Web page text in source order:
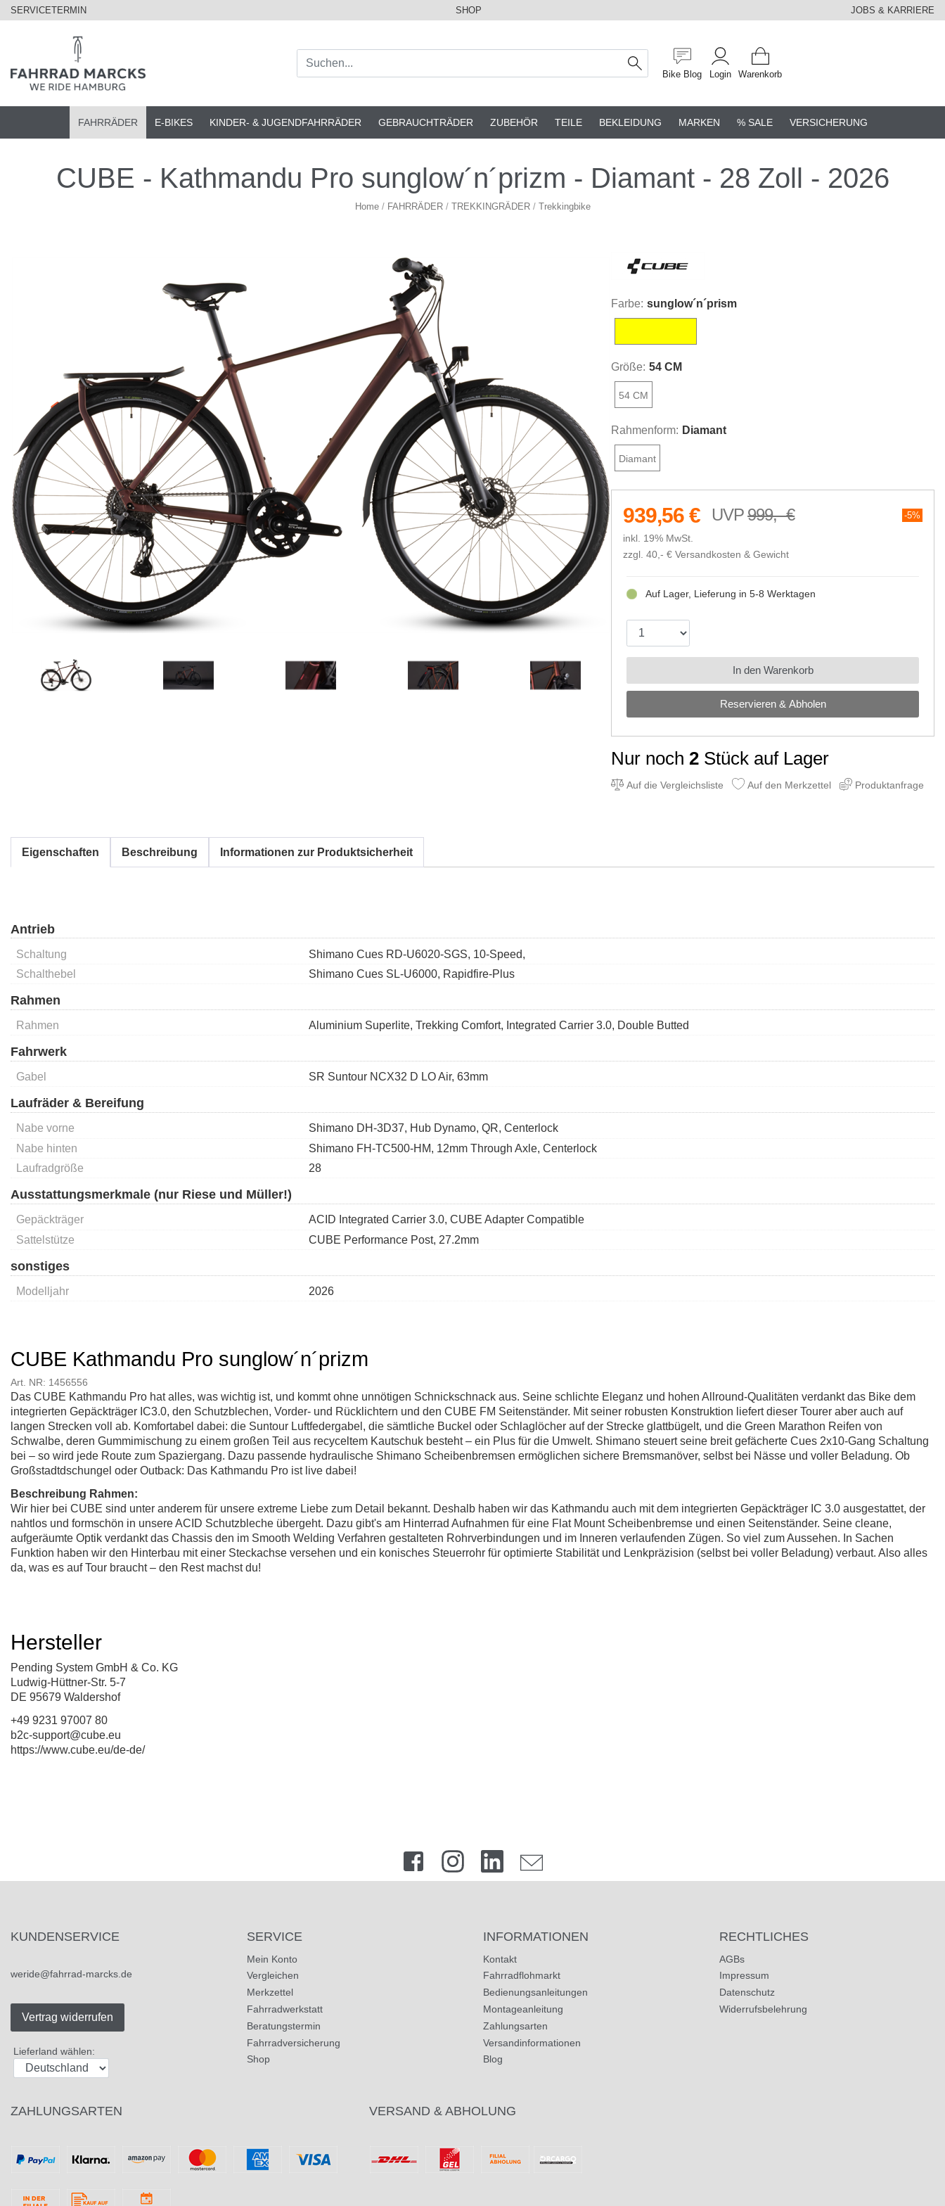
SERVICETERMIN SHOP JOBS & KARRIERE
Bike Blog Login Warenkorb
FAHRRÄDER E-BIKES KINDER- & JUGENDFAHRRÄDER GEBRAUCHTRÄDER ZUBEHÖR TEILE BEKLEIDUNG MARKEN % SALE VERSICHERUNG
CUBE - Kathmandu Pro sunglow´n´prizm - Diamant - 28 Zoll - 2026
Home/ FAHRRÄDER/ TREKKINGRÄDER/ Trekkingbike
Farbe: sunglow´n´prism
Größe: 54 CM
54 CM
Rahmenform: Diamant
Diamant
999,- € 5%
939,56 €
inkl. 19% MwSt.
zzgl. 40,- € Versandkosten & Gewicht
Reservieren & Abholen
Auf Lager, Lieferung in 5-8 Werktagen
In den Warenkorb
Nur noch 2 Stück auf Lager
Auf die Vergleichsliste Auf den Merkzettel Produktanfrage
Eigenschaften Beschreibung Informationen zur Produktsicherheit
Antrieb
Schaltung
Shimano Cues RD-U6020-SGS, 10-Speed,
Schalthebel
Shimano Cues SL-U6000, Rapidfire-Plus
Rahmen
Rahmen Aluminium Superlite, Trekking Comfort, Integrated Carrier 3.0, Double Butted
Fahrwerk
Gabel SR Suntour NCX32 D LO Air, 63mm
Laufräder & Bereifung
Nabe vorne
Shimano DH-3D37, Hub Dynamo, QR, Centerlock
Nabe hinten
Shimano FH-TC500-HM, 12mm Through Axle, Centerlock
Laufradgröße
28
Ausstattungsmerkmale (nur Riese und Müller!)
Gepäckträger
ACID Integrated Carrier 3.0, CUBE Adapter Compatible
Sattelstütze
CUBE Performance Post, 27.2mm
sonstiges
Modelljahr 2026
CUBE Kathmandu Pro sunglow´n´prizm
Art. NR: 1456556
Das CUBE Kathmandu Pro hat alles, was wichtig ist, und kommt ohne unnötigen Schnickschnack aus. Seine schlichte Eleganz und hohen Allround-Qualitäten verdankt das Bike dem
integrierten Gepäckträger IC3.0, den Schutzblechen, Vorder- und Rücklichtern und den CUBE FM Seitenständer. Mit seiner robusten Konstruktion liefert dieser Tourer aber auch auf
langen Strecken voll ab. Komfortabel dabei: die Suntour Luftfedergabel, die sämtliche Buckel oder Schlaglöcher auf der Strecke glattbügelt, und die Green Marathon Reifen von
Schwalbe, deren Gummimischung zu einem großen Teil aus recyceltem Kautschuk besteht – ein Plus für die Umwelt. Shimano steuert seine breit gefächerte Cues 2x10-Gang Schaltung
bei – so wird jede Route zum Spaziergang. Dazu passende hydraulische Shimano Scheibenbremsen ermöglichen sichere Bremsmanöver, selbst bei Nässe und voller Beladung. Ob
Großstadtdschungel oder Outback: Das Kathmandu Pro ist live dabei!
Beschreibung Rahmen:
Wir hier bei CUBE sind unter anderem für unsere extreme Liebe zum Detail bekannt. Deshalb haben wir das Kathmandu auch mit dem integrierten Gepäckträger IC 3.0 ausgestattet, der
nahtlos und formschön in unsere ACID Schutzbleche übergeht. Dazu gibt's am Hinterrad Aufnahmen für eine Flat Mount Scheibenbremse und einen Seitenständer. Seine cleane,
aufgeräumte Optik verdankt das Chassis den im Smooth Welding Verfahren gestalteten Rohrverbindungen und im Inneren verlaufenden Zügen. So viel zum Aussehen. In Sachen
Funktion haben wir den Hinterbau mit einer Steckachse versehen und ein konisches Steuerrohr für optimierte Stabilität und Lenkpräzision (selbst bei voller Beladung) verbaut. Also alles
da, was es auf Tour braucht – den Rest machst du!
Hersteller
Pending System GmbH & Co. KG
Ludwig-Hüttner-Str. 5-7
DE 95679 Waldershof
+49 9231 97007 80
b2c-support@cube.eu
https://www.cube.eu/de-de/
KUNDENSERVICE
weride@fahrrad-marcks.de
Vertrag widerrufen
Lieferland wählen:
SERVICE
Mein Konto
Vergleichen
Merkzettel
Fahrradwerkstatt
Beratungstermin
Fahrradversicherung
Shop
INFORMATIONEN
Kontakt
Fahrradflohmarkt
Bedienungsanleitungen
Montageanleitung
Zahlungsarten
Versandinformationen
Blog
RECHTLICHES
AGBs
Impressum
Datenschutz
Widerrufsbelehrung
ZAHLUNGSARTEN VERSAND & ABHOLUNG